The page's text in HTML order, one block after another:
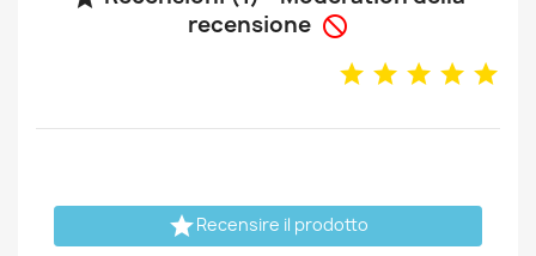
recensione 
Recensire il prodotto